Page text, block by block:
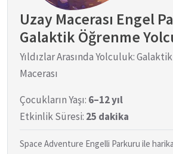
Uzay Macerası Engel
Galaktik Öğrenme
Yıldızlar Arasında Yolculuk:
Macerası
Çocukların Yaşı: 6–12 yıl
Etkinlik Süresi: 25 dakika
Space Adventure Engelli Parkuru ile